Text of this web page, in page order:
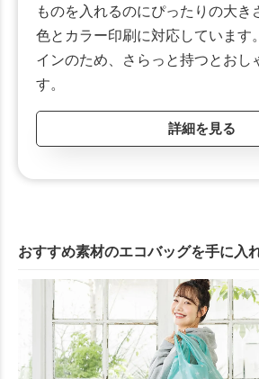
ものを入れるのにぴったりの大き
色とカラー印刷に対応しています
インのため、さらっと持つとおし
す。
詳細を見る
おすすめ素材のエコバッグを手に入